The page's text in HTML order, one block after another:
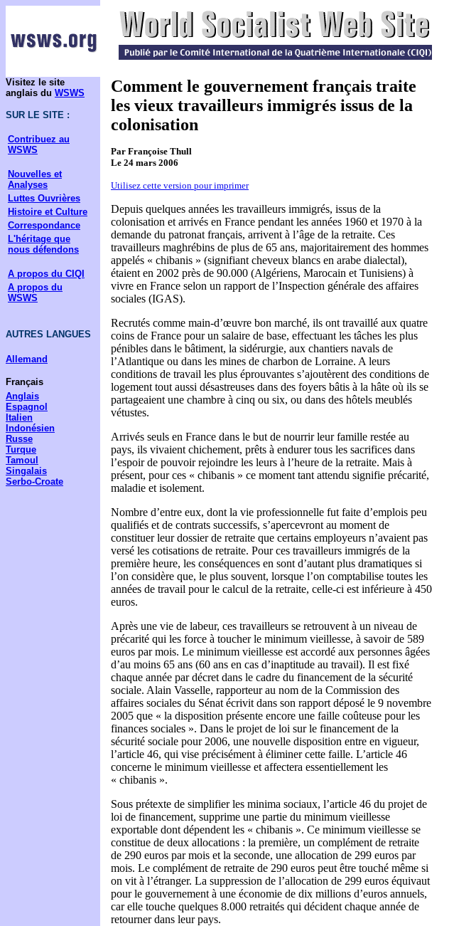
Visitez le site
anglais du WSWS
SUR LE SITE :
Contribuez au
WSWS
Nouvelles et
Analyses
Luttes Ouvrières
Histoire et Culture
Correspondance
L'héritage que
nous défendons
A propos du CIQI
A propos du
WSWS
AUTRES LANGUES
Allemand
Français
Anglais
Espagnol
Italien
Indonésien
Russe
Turque
Tamoul
Singalais
Serbo-Croate
Comment le gouvernement français traite
les vieux travailleurs immigrés issus de la
colonisation
Par Françoise Thull
Le 24 mars 2006
Utilisez cette version pour imprimer
Depuis quelques années les travailleurs immigrés, issus de la
colonisation et arrivés en France pendant les années 1960 et 1970 à la
demande du patronat français, arrivent à l’âge de la retraite. Ces
travailleurs maghrébins de plus de 65 ans, majoritairement des hommes
appelés « chibanis » (signifiant cheveux blancs en arabe dialectal),
étaient en 2002 près de 90.000 (Algériens, Marocain et Tunisiens) à
vivre en France selon un rapport de l’Inspection générale des affaires
sociales (IGAS).
Recrutés comme main-d’œuvre bon marché, ils ont travaillé aux quatre
coins de France pour un salaire de base, effectuant les tâches les plus
pénibles dans le bâtiment, la sidérurgie, aux chantiers navals de
l’Atlantique ou dans les mines de charbon de Lorraine. A leurs
conditions de travail les plus éprouvantes s’ajoutèrent des conditions de
logement tout aussi désastreuses dans des foyers bâtis à la hâte où ils se
partageaient une chambre à cinq ou six, ou dans des hôtels meublés
vétustes.
Arrivés seuls en France dans le but de nourrir leur famille restée au
pays, ils vivaient chichement, prêts à endurer tous les sacrifices dans
l’espoir de pouvoir rejoindre les leurs à l’heure de la retraite. Mais à
présent, pour ces « chibanis » ce moment tant attendu signifie précarité,
maladie et isolement.
Nombre d’entre eux, dont la vie professionnelle fut faite d’emplois peu
qualifiés et de contrats successifs, s’apercevront au moment de
constituer leur dossier de retraite que certains employeurs n’avaient pas
versé les cotisations de retraite. Pour ces travailleurs immigrés de la
première heure, les conséquences en sont d’autant plus dramatiques si
l’on considère que, le plus souvent, lorsque l’on comptabilise toutes les
années de travail pour le calcul de la retraite, celle-ci est inférieure à 450
euros.
Après une vie de labeur, ces travailleurs se retrouvent à un niveau de
précarité qui les force à toucher le minimum vieillesse, à savoir de 589
euros par mois. Le minimum vieillesse est accordé aux personnes âgées
d’au moins 65 ans (60 ans en cas d’inaptitude au travail). Il est fixé
chaque année par décret dans le cadre du financement de la sécurité
sociale. Alain Vasselle, rapporteur au nom de la Commission des
affaires sociales du Sénat écrivit dans son rapport déposé le 9 novembre
2005 que « la disposition présente encore une faille coûteuse pour les
finances sociales ». Dans le projet de loi sur le financement de la
sécurité sociale pour 2006, une nouvelle disposition entre en vigueur,
l’article 46, qui vise précisément à éliminer cette faille. L’article 46
concerne le minimum vieillesse et affectera essentiellement les
« chibanis ».
Sous prétexte de simplifier les minima sociaux, l’article 46 du projet de
loi de financement, supprime une partie du minimum vieillesse
exportable dont dépendent les « chibanis ». Ce minimum vieillesse se
constitue de deux allocations : la première, un complément de retraite
de 290 euros par mois et la seconde, une allocation de 299 euros par
mois. Le complément de retraite de 290 euros peut être touché même si
on vit à l’étranger. La suppression de l’allocation de 299 euros équivaut
pour le gouvernement à une économie de dix millions d’euros annuels,
car elle touche quelques 8.000 retraités qui décident chaque année de
retourner dans leur pays.